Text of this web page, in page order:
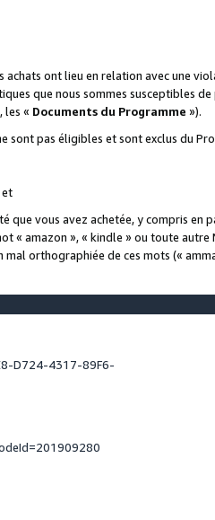
ont lieu en relation avec une
que nous sommes susceptibles
les « Documents du Programme »).
sont pas éligibles et sont exclus du
et
que vous avez achetée, y compris en
« amazon », « kindle » ou toute autre
orthographiée de ces mots («
D724-4317-89F6-